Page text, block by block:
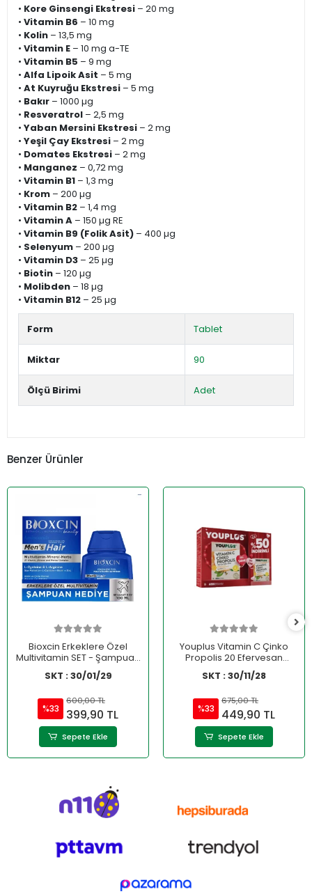
• Kore Ginsengi Ekstresi – 20 mg
• Vitamin B6 – 10 mg
• Kolin – 13,5 mg
• Vitamin E – 10 mg a-TE
• Vitamin B5 – 9 mg
• Alfa Lipoik Asit – 5 mg
• At Kuyruğu Ekstresi – 5 mg
• Bakır – 1000 µg
• Resveratrol – 2,5 mg
• Yaban Mersini Ekstresi – 2 mg
• Yeşil Çay Ekstresi – 2 mg
• Domates Ekstresi – 2 mg
• Manganez – 0,72 mg
• Vitamin B1 – 1,3 mg
• Krom – 200 µg
• Vitamin B2 – 1,4 mg
• Vitamin A – 150 µg RE
• Vitamin B9 (Folik Asit) – 400 µg
• Selenyum – 200 µg
• Vitamin D3 – 25 µg
• Biotin – 120 µg
• Molibden – 18 µg
• Vitamin B12 – 25 µg
Form Tablet
Miktar 90
Ölçü Birimi Adet
Benzer Ürünler
Bioxcin Erkeklere Özel
Multivitamin SET - Şampuan
HEDİYE
SKT : 30/01/29
%33
600,00 TL
399,90 TL
Sepete Ekle
Youplus Vitamin C Çinko
Propolis 20 Efervesan
Tablet - 2.si %50 İndirimli
SKT : 30/11/28
%33
675,00 TL
449,90 TL
Sepete Ekle